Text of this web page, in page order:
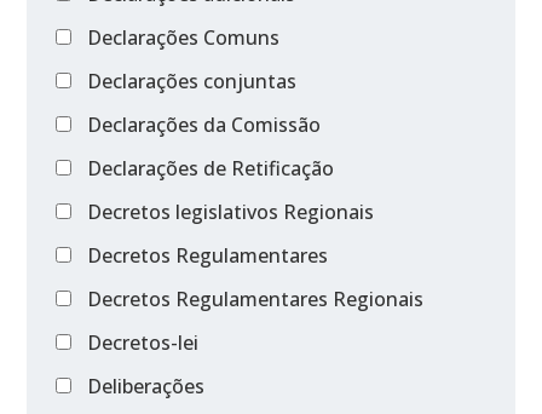
Declarações Comuns
Declarações conjuntas
Declarações da Comissão
Declarações de Retificação
Decretos legislativos Regionais
Decretos Regulamentares
Decretos Regulamentares Regionais
Decretos-lei
Deliberações